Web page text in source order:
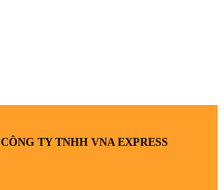
CÔNG TY TNHH VNA EXPRESS